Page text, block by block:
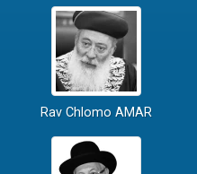
Rav Chlomo AMAR